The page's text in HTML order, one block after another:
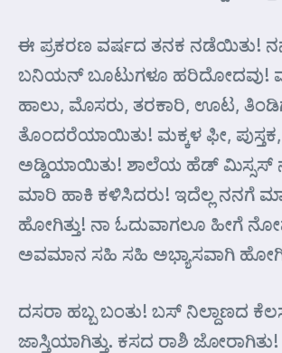
ಈ ಪ್ರಕರಣ ವರ್ಷದ ತನಕ ನಡೆಯಿತು!
ಬನಿಯನ್ ಬೂಟುಗಳೂ ಹರಿದೋದವು!
ಹಾಲು, ಮೊಸರು, ತರಕಾರಿ, ಊಟ,
ತೊಂದರೆಯಾಯಿತು! ಮಕ್ಕಳ ಫೀ,
ಅಡ್ಡಿಯಾಯಿತು! ಶಾಲೆಯ ಹೆಡ್ ಮಿಸ್ಸಸ್
ಮಾರಿ ಹಾಕಿ ಕಳಿಸಿದರು! ಇದೆಲ್ಲ ನನಗೆ
ಹೋಗಿತ್ತು! ನಾ ಓದುವಾಗಲೂ ಹೀಗೆ
ಅವಮಾನ ಸಹಿ ಸಹಿ ಅಭ್ಯಾಸವಾಗಿ
ದಸರಾ ಹಬ್ಬ ಬಂತು! ಬಸ್ ನಿಲ್ದಾಣದ
ಜಾಸ್ತಿಯಾಗಿತ್ತು. ಕಸದ ರಾಶಿ ಜೋರಾಗಿತು!